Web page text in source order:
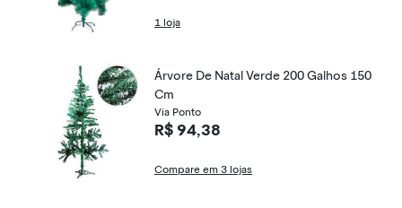
1 loja
Árvore De Natal Verde 200 Galhos 150
Cm
Via Ponto
R$ 94,38
Compare em 3 lojas